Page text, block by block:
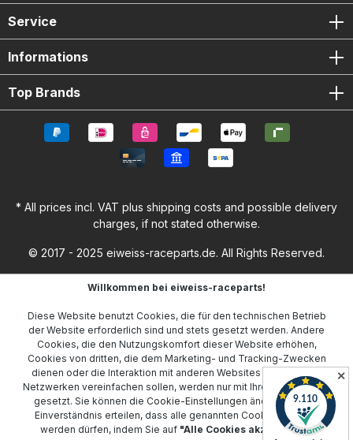
Service
Informations
Top Brands
* All prices incl. VAT plus shipping costs and possible delivery
charges, if not stated otherwise.
© 2017 - 2025 eiweiss-raceparts.de. All Rights Reserved.
Willkommen bei eiweiss-raceparts!
Diese Website benutzt Cookies, die für den technischen Betrieb
der Website erforderlich sind und stets gesetzt werden. Andere
Cookies, die den Nutzungskomfort dieser Website erhöhen,
Cookies von dritten, die dem Marketing- und Tracking-Zwecken
dienen oder die Interaktion mit anderen Websites und sozialen
Netzwerken vereinfachen sollen, werden nur mit Ihrer Zustimmung
gesetzt. Sie können die Cookie-Einstellungen ändern oder Ihr
Einverständnis erteilen, dass alle genannten Cookies gesetzt
werden dürfen, indem Sie auf "Alle Cookies akzeptieren"
✕